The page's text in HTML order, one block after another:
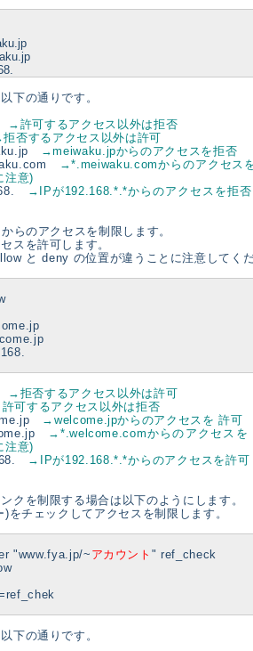
下の通りです。
→許可するアクセス以外は拒否
否するアクセス以外は許可
→meiwaku.jpからのアクセスを拒否
→*.meiwaku.comからのアクセス
注意)
→IPが192.168.*.*からのアクセスを拒
らのアクセスを制限します。
スを許可します。
と deny の位置が違うことに注意してく
→拒否するアクセス以外は許可
可するアクセス以外は拒否
→welcome.jpからのアクセスを 許可
→*.welcome.comからのアクセス
注意)
→IPが192.168.*.*からのアクセスを許
クを制限する場合は以下のようにします。
をチェックしてアクセスを制限します。
"www.fya.jp/~ アカウント " ref_check
下の通りです。